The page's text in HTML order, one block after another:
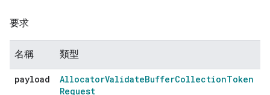
要求
名稱 類型
payload AllocatorValidateBufferCollectionToken
Request